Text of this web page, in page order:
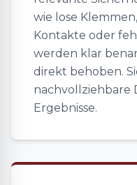
wie lose
Kontakte oder
werden klar
direkt behoben.
nachvollziehbare
Ergebnisse.